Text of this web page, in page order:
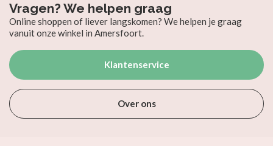
Vragen? We helpen graag
Online shoppen of liever langskomen? We helpen je graag
vanuit onze winkel in Amersfoort.
Klantenservice
Over ons